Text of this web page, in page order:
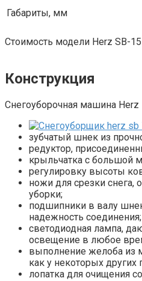
Габариты, мм
Стоимость модели Herz SB-
Конструкция
Снегоуборочная машина Herz
зубчатый шнек из
редуктор,
крыльчатка с большой
регулировку высоты
ножи для срезки снега,
уборки;
подшипники в валу
надежность соединения;
светодиодная лампа,
освещение в любое
выполнение желоба из
как у некоторых других
лопатка для очищения